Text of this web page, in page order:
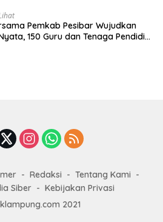
Pemkab Pesibar Wujudkan
150 Guru dan Tenaga Pendidik
Redaksi
Tentang Kami
Siber
Kebijakan Privasi
2021